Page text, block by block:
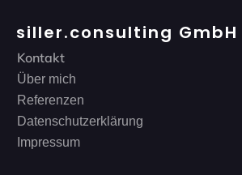
siller.consulting GmbH
Kontakt
Über mich
Referenzen
Datenschutzerklärung
Impressum